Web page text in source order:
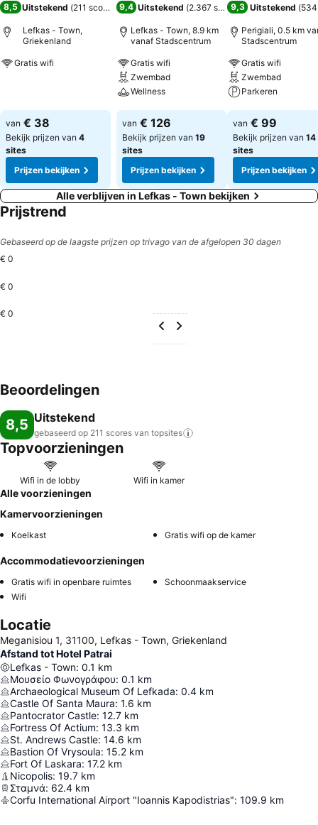
8,5 Uitstekend (211 scores )
Lefkas - Town,
Griekenland
Gratis wifi
van € 38
Bekijk prijzen van 4
sites
Prijzen bekijken
9,4 Uitstekend (2.367 scores)
Lefkas - Town, 8.9 km
vanaf Stadscentrum
Gratis wifi
Zwembad
Wellness
Prijzen bekijken
van € 126
Bekijk prijzen van 19
sites
Prijzen bekijken
9,3 Uitstekend (
Perigiali, 0.5 km
Stadscentrum
Gratis wifi
Zwembad
Parkeren
Prijzen bekijken
van € 99
Bekijk prijzen van 14
sites
Prijzen bekijken
Alle verblijven in Lefkas - Town bekijken
Prijstrend
Gebaseerd op de laagste prijzen op trivago van de afgelopen 30 dagen
€ 0
€ 0
€ 0
Beoordelingen
8,5 Uitstekend
gebaseerd op 211 scores van topsites
Topvoorzieningen
Wifi in de lobby Wifi in kamer
Alle voorzieningen
Kamervoorzieningen
Koelkast Gratis wifi op de kamer
Accommodatievoorzieningen
Gratis wifi in openbare ruimtes
Schoonmaakservice
Wifi
Locatie
Meganisiou 1, 31100, Lefkas - Town, Griekenland
Afstand tot Hotel Patrai
Lefkas - Town: 0.1 km
Μουσείο Φωνογράφου: 0.1 km
Archaeological Museum Of Lefkada: 0.4 km
Castle Of Santa Maura: 1.6 km
Pantocrator Castle: 12.7 km
Fortress Of Actium: 13.3 km
St. Andrews Castle: 14.6 km
Bastion Of Vrysoula: 15.2 km
Fort Of Laskara: 17.2 km
Nicopolis: 19.7 km
Σταμνά: 62.4 km
Corfu International Airport "Ioannis Kapodistrias": 109.9 km